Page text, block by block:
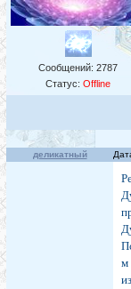
Сообщений: 2787
Статус: Offline
деликатный
м